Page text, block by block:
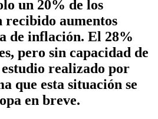
un 20% de los
recibido aumentos
de inflación. El 28%
pero sin capacidad de
realizado por
que esta situación se
en breve.